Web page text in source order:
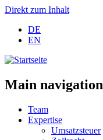
Direkt zum Inhalt
DE
EN
Main navigation
Team
Expertise
Umsatzsteuer